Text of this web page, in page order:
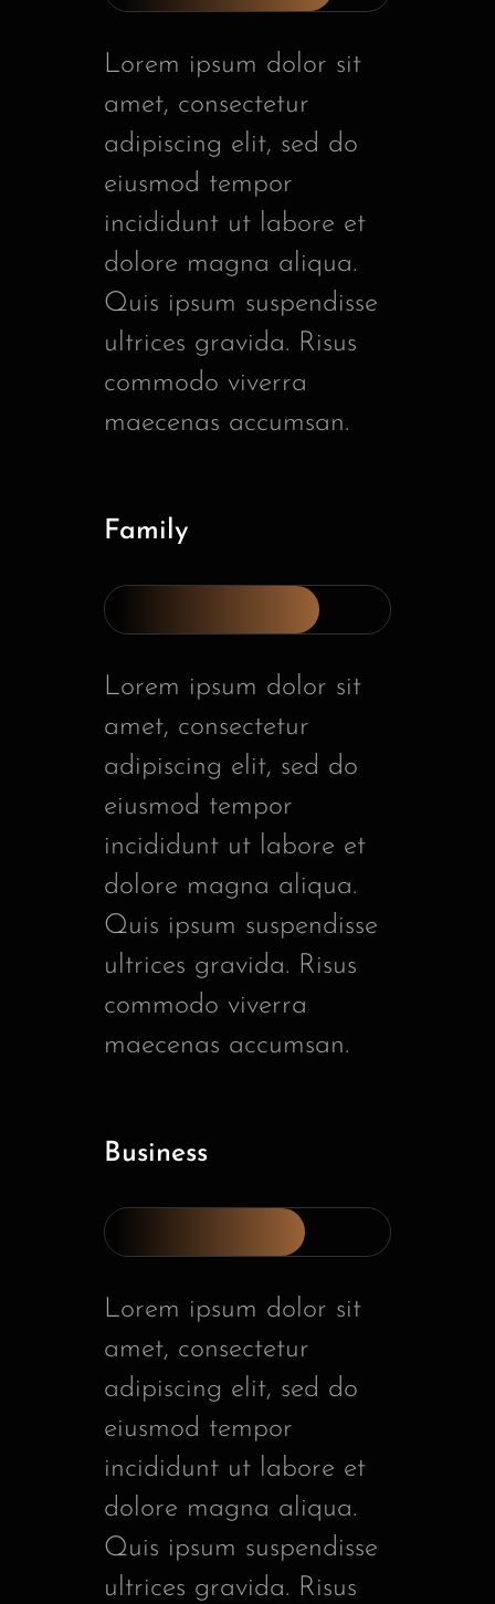
Lorem ipsum dolor sit
amet, consectetur
adipiscing elit, sed do
eiusmod tempor
incididunt ut labore et
dolore magna aliqua.
Quis ipsum suspendisse
ultrices gravida. Risus
commodo viverra
maecenas accumsan.
Family
Lorem ipsum dolor sit
amet, consectetur
adipiscing elit, sed do
eiusmod tempor
incididunt ut labore et
dolore magna aliqua.
Quis ipsum suspendisse
ultrices gravida. Risus
commodo viverra
maecenas accumsan.
Business
Lorem ipsum dolor sit
amet, consectetur
adipiscing elit, sed do
eiusmod tempor
incididunt ut labore et
dolore magna aliqua.
Quis ipsum suspendisse
ultrices gravida. Risus